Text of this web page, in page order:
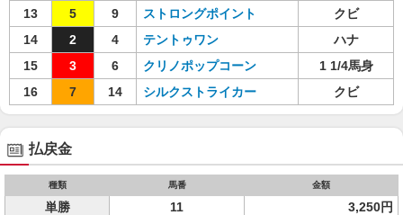
13
5 9 ストロングポイント
クビ
14
2 4 テントゥワン
ハナ
15
3 6 クリノポップコーン
1 1/4馬身
16
7 14 シルクストライカー クビ
払戻金
種類 馬番 金額
単勝 11 3,250円